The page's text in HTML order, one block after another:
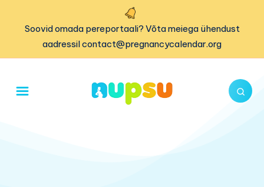
Soovid omada pereportaali? Võta meiega ühendust
aadressil contact@pregnancycalendar.org